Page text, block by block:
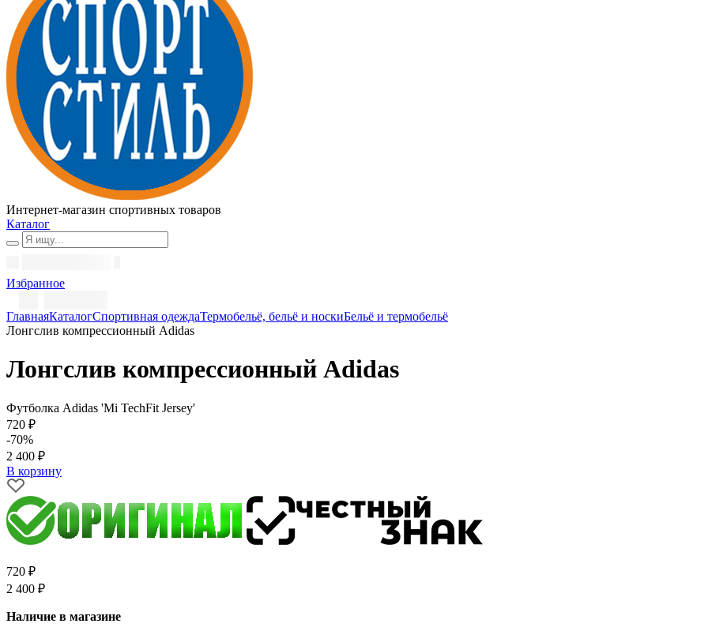
Интернет-магазин спортивных товаров
Каталог
Избранное
ГлавнаяКаталогСпортивная одеждаТермобельё, бельё и носкиБельё и термобельё
Лонгслив компрессионный Adidas
Лонгслив компрессионный Adidas
Футболка Adidas 'Mi TechFit Jersey'
720 ₽
-70%
2 400 ₽
В корзину
720 ₽
2 400 ₽
Наличие в магазине